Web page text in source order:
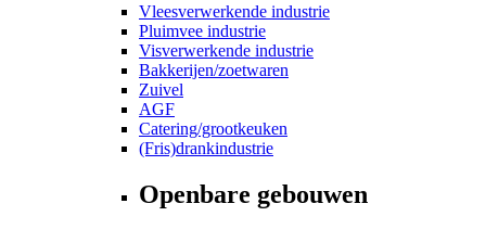
Vleesverwerkende industrie
Pluimvee industrie
Visverwerkende industrie
Bakkerijen/zoetwaren
Zuivel
AGF
Catering/grootkeuken
(Fris)drankindustrie
Openbare gebouwen